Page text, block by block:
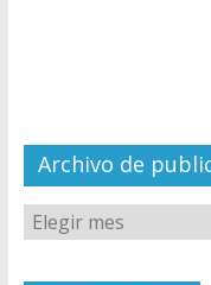
el
Archivo de